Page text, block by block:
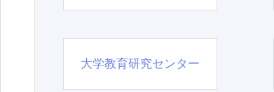
大学教育研究センター